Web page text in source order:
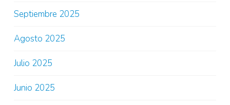
Septiembre 2025
Agosto 2025
Julio 2025
Junio 2025